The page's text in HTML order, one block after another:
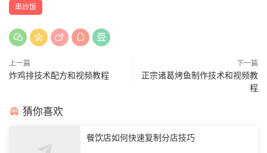
串炒饭
上一篇
炸鸡排技术配方和视频教程
下一篇
正宗诸葛烤鱼制作技术和视频教
程
猜你喜欢
餐饮店如何快速复制分店技巧